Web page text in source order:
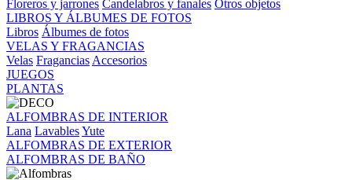
Floreros y jarrones Candelabros y fanales Otros objetos
LIBROS Y ÁLBUMES DE FOTOS
Libros Álbumes de fotos
VELAS Y FRAGANCIAS
Velas Fragancias Accesorios
JUEGOS
PLANTAS
ALFOMBRAS DE INTERIOR
Lana LavablesYute
ALFOMBRAS DE EXTERIOR
ALFOMBRAS DE BAÑO